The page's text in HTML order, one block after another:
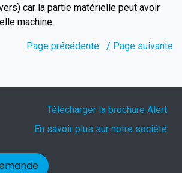
car la partie matérielle peut avoir
machine.
Page précédente / Page suivante
Télécharger la brochure Alert
En savoir plus sur notre société